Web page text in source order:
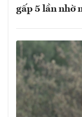
gấp 5 lần nhờ